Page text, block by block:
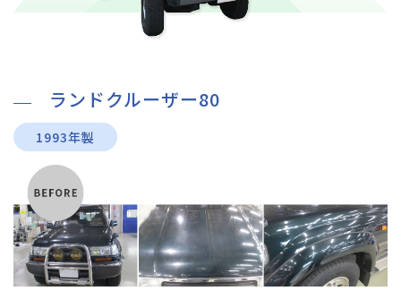
ランドクルーザー80
1993年製